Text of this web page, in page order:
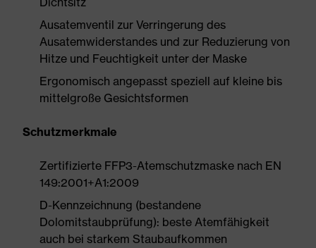
Ausatemventil zur Verringerung des
Ausatemwiderstandes und zur Reduzierung von
Hitze und Feuchtigkeit unter der Maske
Ergonomisch angepasst speziell auf kleine bis
mittelgroße Gesichtsformen
Schutzmerkmale
Zertifizierte FFP3-Atemschutzmaske nach EN
149:2001+A1:2009
D-Kennzeichnung (bestandene
Dolomitstaubprüfung): beste Atemfähigkeit
auch bei starkem Staubaufkommen